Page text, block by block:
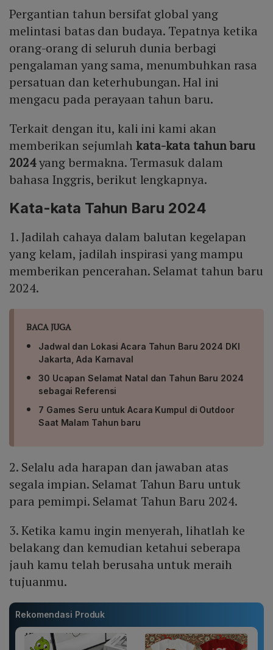
Pergantian tahun bersifat global yang
melintasi batas dan budaya. Tepatnya ketika
orang-orang di seluruh dunia berbagi
pengalaman yang sama, menumbuhkan rasa
persatuan dan keterhubungan. Hal ini
mengacu pada perayaan tahun baru.
Terkait dengan itu, kali ini kami akan
memberikan sejumlah kata-kata tahun baru
2024yang bermakna. Termasuk dalam
bahasa Inggris, berikut lengkapnya.
Kata-kata Tahun Baru 2024
1. Jadilah cahaya dalam balutan kegelapan
yang kelam, jadilah inspirasi yang mampu
memberikan pencerahan. Selamat tahun baru
2024.
BACA JUGA
Jadwal dan Lokasi Acara Tahun Baru 2024 DKI
Jakarta, Ada Karnaval
30 Ucapan Selamat Natal dan Tahun Baru 2024
sebagai Referensi
7 Games Seru untuk Acara Kumpul di Outdoor
Saat Malam Tahun baru
2. Selalu ada harapan dan jawaban atas
segala impian. Selamat Tahun Baru untuk
para pemimpi. Selamat Tahun Baru 2024.
3. Ketika kamu ingin menyerah, lihatlah ke
belakang dan kemudian ketahui seberapa
jauh kamu telah berusaha untuk meraih
tujuanmu.
Rekomendasi Produk